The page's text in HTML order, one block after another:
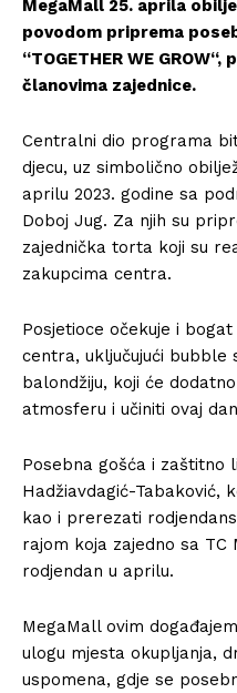
MegaMall 25. aprila
povodom priprema
“TOGETHER WE
članovima zajednice.
Centralni dio programa
djecu, uz simbolično
aprilu 2023. godine sa
Doboj Jug. Za njih su
zajednička torta koji su
zakupcima centra.
Posjetioce očekuje i
centra, uključujući bubble
balondžiju, koji će
atmosferu i učiniti ovaj
Posebna gošća i zaštitno
Hadžiavdagić-Tabaković,
kao i prerezati
rajom koja zajedno sa TC
rodjendan u aprilu.
MegaMall ovim
ulogu mjesta okupljanja,
uspomena, gdje se